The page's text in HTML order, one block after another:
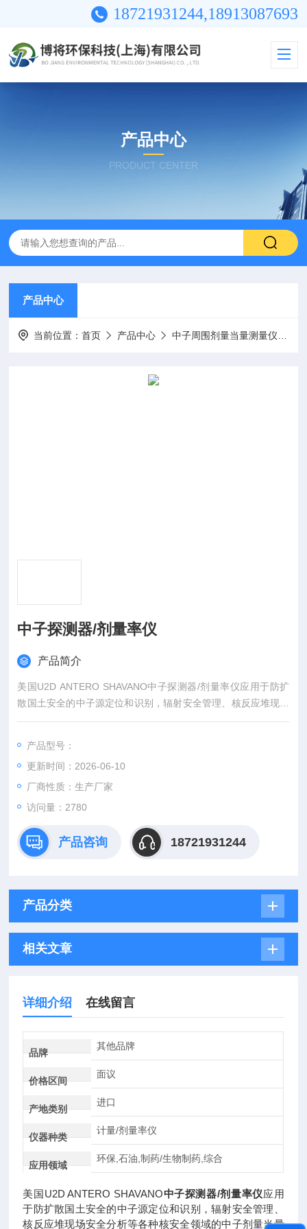
18721931244,18913087693
产品中心
PRODUCT CENTER
产品中心
当前位置：首页 产品中心 中子周围剂量当量测量仪
中子探测器/剂量率仪
产品简介
美国U2D ANTERO SHAVANO中子探测器/剂量率仪应用于防扩
散国土安全的中子源定位和识别，辐射安全管理、核反应堆现场
安全分析等各种核安全领域的中子剂量当量的准确测量。
产品型号：
更新时间：2026-06-10
厂商性质：生产厂家
访问量：2780
产品咨询 18721931244
产品分类
相关文章
详细介绍 在线留言
品牌
其他品牌
价格区间
面议
产地类别
进口
仪器种类
计量/剂量率仪
应用领域
环保,石油,制药/生物制药,综合
美国U2D ANTERO SHAVANO中子探测器/剂量率仪应用
于防扩散国土安全的中子源定位和识别，辐射安全管理、
核反应堆现场安全分析等各种核安全领域的中子剂量当量